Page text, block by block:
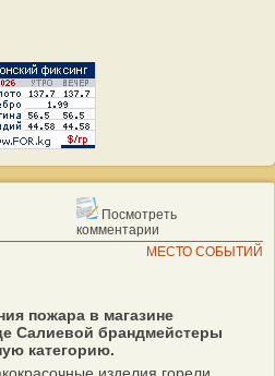
Посмотреть
комментарии
МЕСТО СОБЫТИЙ
пожара в магазине
Салиевой брандмейстеры
категорию.